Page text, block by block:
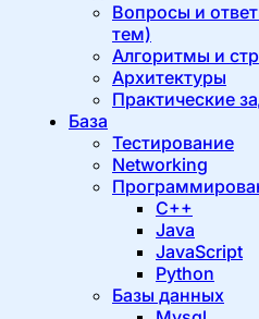
Вопросы и
тем)
Алгоритмы и
Архитектуры
Практические
База
Тестирование
Networking
C++
Java
JavaScript
Python
Базы данных